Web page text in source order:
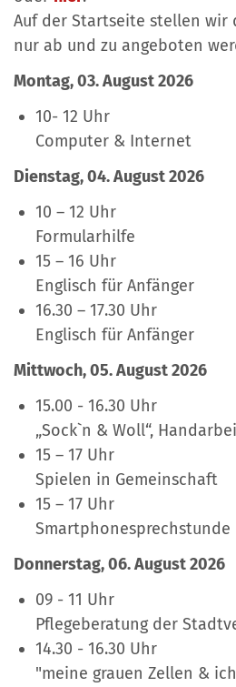
Auf der Startseite stellen wir
nur ab und zu angeboten
Montag, 03. August 2026
10- 12 Uhr
Computer & Internet
Dienstag, 04. August 2026
10 – 12 Uhr
Formularhilfe
15 – 16 Uhr
Englisch für Anfänger
16.30 – 17.30 Uhr
Englisch für Anfänger
Mittwoch,05. August 2026
15.00 - 16.30 Uhr
„Sock`n & Woll“,
15 – 17 Uhr
Spielen in Gemeinschaft
15 – 17 Uhr
Smartphonesprechstunde
Donnerstag, 06. August 2026
09 - 11 Uhr
Pflegeberatung der
14.30 - 16.30 Uhr
"meine grauen Zellen &